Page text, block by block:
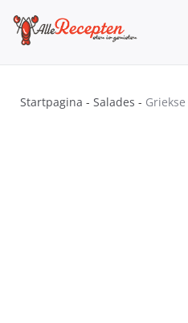
content
Startpagina - Salades -